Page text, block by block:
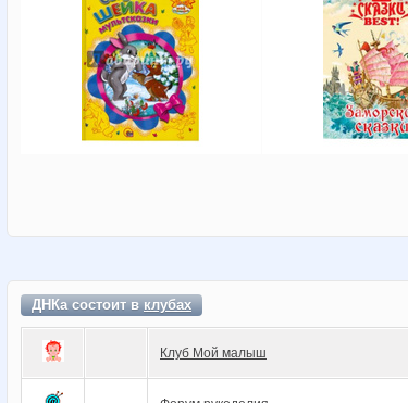
ДНКа состоит вклубах
Клуб Мой малыш